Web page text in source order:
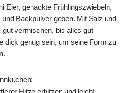
Eier, gehackte Frühlingszwiebeln,
Backpulver geben. Mit Salz und
vermischen, bis alles gut
dick genug sein, um seine Form zu
Hitze erhitzen und leicht